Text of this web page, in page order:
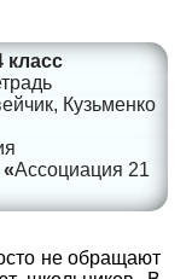
класс
Кузьменко
Ассоциация 21
не обращают